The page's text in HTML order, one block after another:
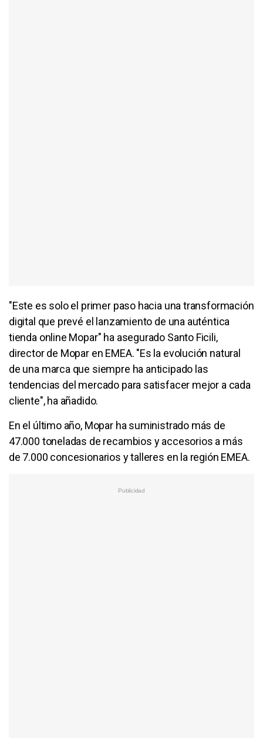
"Este es solo el primer paso hacia una transformación
digital que prevé el lanzamiento de una auténtica
tienda online Mopar" ha asegurado Santo Ficili,
director de Mopar en EMEA. "Es la evolución natural
de una marca que siempre ha anticipado las
tendencias del mercado para satisfacer mejor a cada
cliente", ha añadido.
En el último año, Mopar ha suministrado más de
47.000 toneladas de recambios y accesorios a más
de 7.000 concesionarios y talleres en la región EMEA.